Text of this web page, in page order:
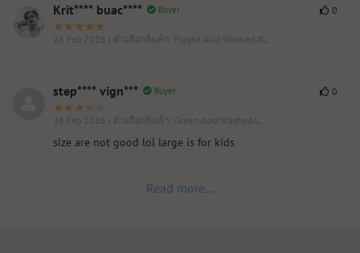
Krit**** buac**** Buyer
26 Feb 2026 | ตัวเลือกสินค้า: Purple Acid Washed XL
0
step**** vign*** Buyer
24 Feb 2026 | ตัวเลือกสินค้า: Green Acid Washed L
0
size are not good lol large is for kids
Read more...